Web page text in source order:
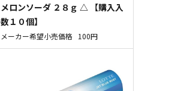
メロンソーダ ２８ｇ △ 【購入入
数１０個】
メーカー希望小売価格 100円